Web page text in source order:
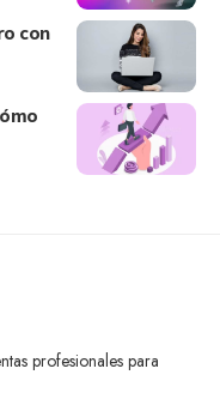
con
profesionales para